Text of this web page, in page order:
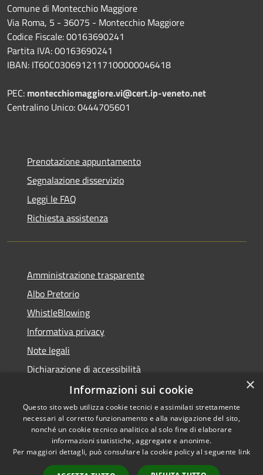
Comune di Montecchio Maggiore
Via Roma, 5 - 36075 - Montecchio Maggiore
Codice Fiscale: 00163690241
Partita IVA: 00163690241
IBAN: IT60C0306912117100000046418
PEC: montecchiomaggiore.vi@cert.ip-veneto.net
Centralino Unico: 0444705601
Prenotazione appuntamento
Segnalazione disservizio
Leggi le FAQ
Richiesta assistenza
Amministrazione trasparente
Albo Pretorio
WhistleBlowing
Informativa privacy
Note legali
Dichiarazione di accessibilità
Accessibilità
Privacy
Copyright © 2026 • Città di
Montecchio Maggiore •
Powered byMunicipium •
Accesso redazione
×
Informazioni sui cookie
Questo sito web utilizza cookie tecnici e assimilati strettamente
necessari al corretto funzionamento e alla navigazione del sito,
nonché un cookie tecnico analitico al solo fine di elaborare
informazioni statistiche, aggregate e anonime.
Per maggiori dettagli, può consultare la cookie policy al seguente link